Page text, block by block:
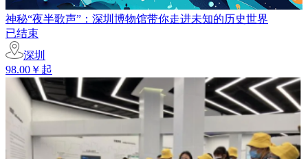
神秘“夜半歌声”：深圳博物馆带你走进未知的历史世界
已结束
深圳
98.00￥起